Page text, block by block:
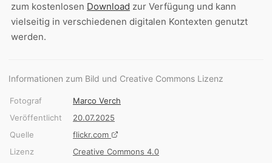
zum kostenlosen Download zur Verfügung und kann
vielseitig in verschiedenen digitalen Kontexten genutzt
werden.
Informationen zum Bild und Creative Commons Lizenz
Fotograf
Marco Verch
Veröffentlicht
20.07.2025
Quelle
flickr.com
Lizenz
Creative Commons 4.0